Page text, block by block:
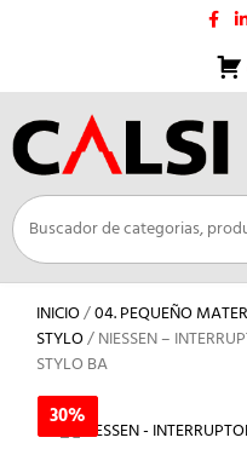
INICIO/04. PEQUEÑO
STYLO/ NIESSEN –
STYLO BA
30%
30%